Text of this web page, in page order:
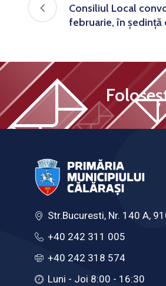
Consiliul Local
februarie, în ședință
Str.Bucuresti, Nr. 140 A,
+40 242 311 005
+40 242 318 574
Luni - Joi 8:00 - 16:30